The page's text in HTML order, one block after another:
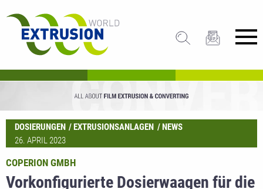
DOSIERUNGEN EXTRUSIONSANLAGEN NEWS
26. APRIL 2023
Vorkonfigurierte Dosierwaagen für die
COPERION GMBH